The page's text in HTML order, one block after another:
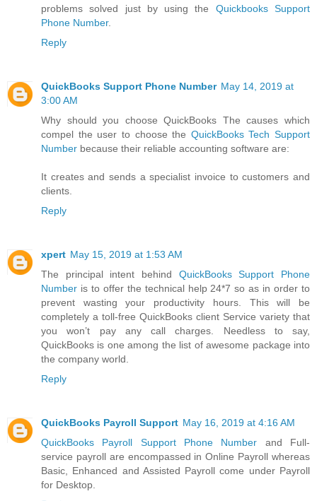
problems solved just by using the Quickbooks Support
Phone Number.
Reply
QuickBooks Support Phone Number May 14, 2019 at
3:00 AM
Why should you choose QuickBooks The causes which
compel the user to choose the QuickBooks Tech Support
Number because their reliable accounting software are:
It creates and sends a specialist invoice to customers and
clients.
Reply
xpert May 15, 2019 at 1:53 AM
The principal intent behind QuickBooks Support Phone
Number is to offer the technical help 24*7 so as in order to
prevent wasting your productivity hours. This will be
completely a toll-free QuickBooks client Service variety that
you won’t pay any call charges. Needless to say,
QuickBooks is one among the list of awesome package into
the company world.
Reply
QuickBooks Payroll Support May 16, 2019 at 4:16 AM
QuickBooks Payroll Support Phone Number and Full-
service payroll are encompassed in Online Payroll whereas
Basic, Enhanced and Assisted Payroll come under Payroll
for Desktop.